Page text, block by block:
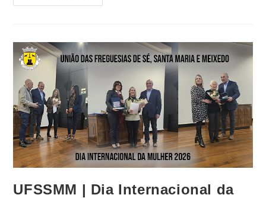
UFSSMM | Dia Internacional da